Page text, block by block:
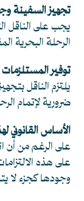
تجهيز السفينة
يجب على الناقل
الرحلة البحرية
توفير
يلتزم الناقل
ضرورية لإتمام
الأساس القانوني
على هذه
وجودها كجزء لا